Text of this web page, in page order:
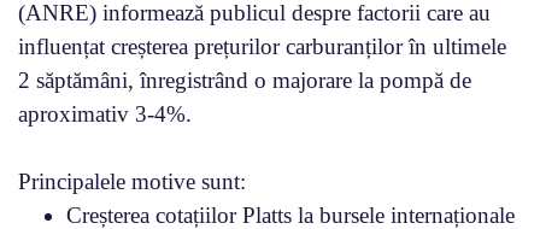
(ANRE) informează publicul despre factorii care au
influențat creșterea prețurilor carburanților în ultimele
2 săptămâni, înregistrând o majorare la pompă de
aproximativ 3-4%.
Principalele motive sunt:
Creșterea cotațiilor Platts la bursele internaționale